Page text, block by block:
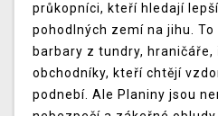
průkopníci, kteří hledají
pohodlných zemí na jihu.
barbary z tundry,
obchodníky, kteří chtějí
podnebí. Ale Planiny jsou